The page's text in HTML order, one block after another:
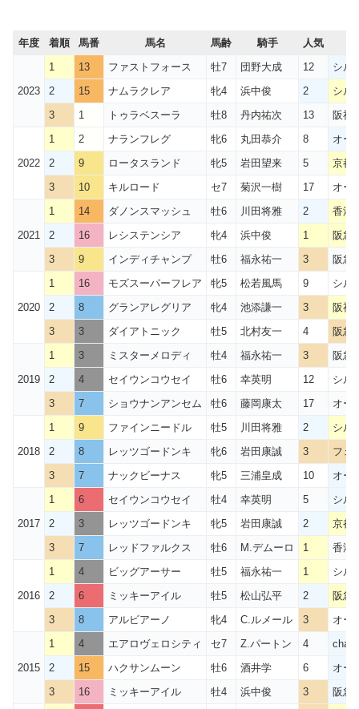
年度 着順 馬番 馬名 馬齢 騎手 人気
2023
1 13 ファストフォース 牡7 団野大成 12
シル
2
15 ナムラクレア 牝4 浜中俊 2
シル
3
1 トゥラベスーラ 牡8 丹内祐次 13 阪神
2022
1 2 ナランフレグ 牝6 丸田恭介 8
オー
2
9 ロータスランド 牝5 岩田望来 5
京都
3
10 キルロード セ7 菊沢一樹 17 オー
2021
1 14 ダノンスマッシュ 牡6 川田将雅 2
香港
2
16 レシステンシア 牝4 浜中俊 1
阪急
3
9 インディチャンプ 牡6 福永祐一 3 阪急
2020
1 16 モズスーパーフレア 牝5 松若風馬 9
シル
2
8 グランアレグリア 牝4 池添謙一 3
阪神
3
3 ダイアトニック 牡5 北村友一 4 阪急
2019
1 3 ミスターメロディ 牡4 福永祐一 3
阪急
2
4 セイウンコウセイ 牡6 幸英明 12
シル
3
7 ショウナンアンセム 牡6 藤岡康太 17 オー
2018
1 9 ファインニードル 牡5 川田将雅 2
シル
2
8 レッツゴードンキ 牝6 岩田康誠 3
フェ
3
7 ナックビーナス 牝5 三浦皇成 10 オー
2017
1 6 セイウンコウセイ 牡4 幸英明 5
シル
2
3 レッツゴードンキ 牝5 岩田康誠 2
京都
3
7 レッドファルクス 牡6 M.デムーロ 1 香港
2016
1 4 ビッグアーサー 牡5 福永祐一 1
シル
2
6 ミッキーアイル 牡5 松山弘平 2
阪急
3
8 アルビアーノ 牝4 C.ルメール 3 オー
2015
1 4 エアロヴェロシティ セ7 Z.パートン 4
2
15 ハクサンムーン 牡6 酒井学 6
オー
3
16 ミッキーアイル 牡4 浜中俊 3 阪急